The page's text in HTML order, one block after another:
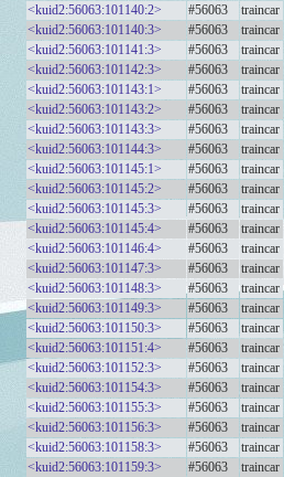
<kuid2:56063:101140:2>
#56063 traincar
<kuid2:56063:101140:3>
#56063 traincar
<kuid2:56063:101141:3>
#56063 traincar
<kuid2:56063:101142:3>
#56063 traincar
<kuid2:56063:101143:1>
#56063 traincar
<kuid2:56063:101143:2>
#56063 traincar
<kuid2:56063:101143:3>
#56063 traincar
<kuid2:56063:101144:3>
#56063 traincar
<kuid2:56063:101145:1>
#56063 traincar
<kuid2:56063:101145:2>
#56063 traincar
<kuid2:56063:101145:3>
#56063 traincar
<kuid2:56063:101145:4>
#56063 traincar
<kuid2:56063:101146:4>
#56063 traincar
<kuid2:56063:101147:3>
#56063 traincar
<kuid2:56063:101148:3>
#56063 traincar
<kuid2:56063:101149:3>
#56063 traincar
<kuid2:56063:101150:3>
#56063 traincar
<kuid2:56063:101151:4>
#56063 traincar
<kuid2:56063:101152:3>
#56063 traincar
<kuid2:56063:101154:3>
#56063 traincar
<kuid2:56063:101155:3>
#56063 traincar
<kuid2:56063:101156:3>
#56063 traincar
<kuid2:56063:101158:3>
#56063 traincar
<kuid2:56063:101159:3>
#56063 traincar